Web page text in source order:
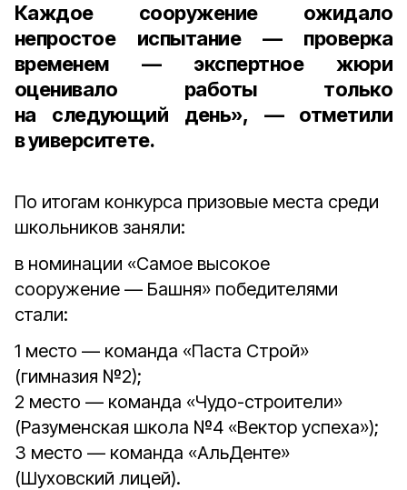
Каждое сооружение ожидало
непростое испытание — проверка
временем — экспертное жюри
оценивало работы только
на следующий день», — отметили
в уиверситете.
По итогам конкурса призовые места среди
школьников заняли:
в номинации «Самое высокое
сооружение — Башня» победителями
стали:
1 место — команда «Паста Строй»
(гимназия №2);
2 место — команда «Чудо-строители»
(Разуменская школа №4 «Вектор успеха»);
3 место — команда «АльДенте»
(Шуховский лицей).